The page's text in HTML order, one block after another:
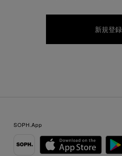
SOPH.App